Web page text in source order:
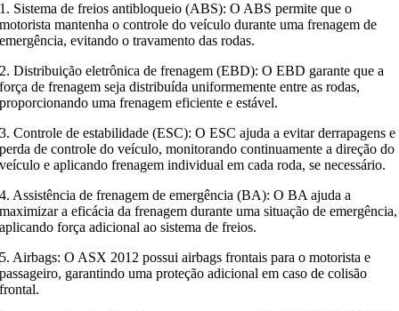
1. Sistema de freios antibloqueio (ABS): O ABS permite que o
motorista mantenha o controle do veículo durante uma frenagem de
emergência, evitando o travamento das rodas.
2. Distribuição eletrônica de frenagem (EBD): O EBD garante que a
força de frenagem seja distribuída uniformemente entre as rodas,
proporcionando uma frenagem eficiente e estável.
3. Controle de estabilidade (ESC): O ESC ajuda a evitar derrapagens e
perda de controle do veículo, monitorando continuamente a direção do
veículo e aplicando frenagem individual em cada roda, se necessário.
4. Assistência de frenagem de emergência (BA): O BA ajuda a
maximizar a eficácia da frenagem durante uma situação de emergência,
aplicando força adicional ao sistema de freios.
5. Airbags: O ASX 2012 possui airbags frontais para o motorista e
passageiro, garantindo uma proteção adicional em caso de colisão
frontal.